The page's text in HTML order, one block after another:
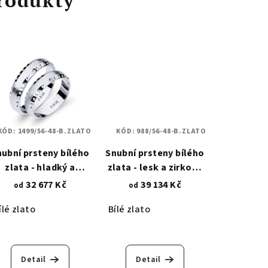
prsteny bílého
zlata - hladký a
lesk - zdobení
1499
od 32 677 Kč
zlato
Detail
1499/56-48-B.ZLATO
Snubní prsteny bílého
zlata - lesk a zirkony
988
od 39 134 Kč
Bílé zlato
Detail
KÓD: 988/56-48-B.ZLATO